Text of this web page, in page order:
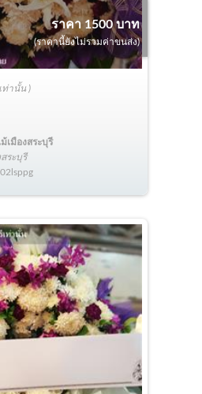
ท่านั้น )
ราคา 1500 บาท
(ราคานี้ยังไม่รวมค่าขนส่ง)
เมืองสระบุรี
ระบุรี